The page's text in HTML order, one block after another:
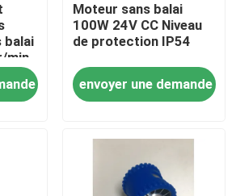
balai
min
Moteur sans balai
100W 24V CC Niveau
de protection IP54
envoyer une demande